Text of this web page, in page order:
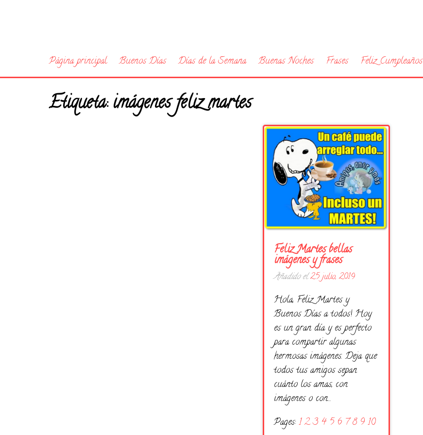
Página principal Buenos Días Días de la Semana Buenas Noches Frases Feliz Cumpleaños
Etiqueta:imágenes feliz martes
Feliz Martes bellas
imágenes y frases
Añadido el25 julio, 2019
Hola, Feliz Martes y
Buenos Días a todos! Hoy
es un gran día y es perfecto
para compartir algunas
hermosas imágenes. Deja que
todos tus amigos sepan
cuánto los amas, con
imágenes o con…
Pages: 1 2 3 4 5 6 7 8 9 10